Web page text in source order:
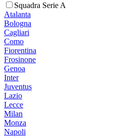
Squadra Serie A
Atalanta
Bologna
Cagliari
Como
Fiorentina
Frosinone
Genoa
Inter
Juventus
Lazio
Lecce
Milan
Monza
Napoli